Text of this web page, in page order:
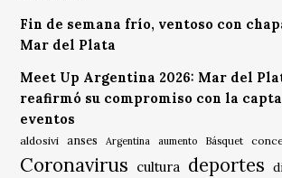
Fin de semana frío, ventoso con
Mar del Plata
Meet Up Argentina 2026: Mar del
reafirmó su compromiso con la
eventos
aldosivi anses Argentina aumento Básquet
Coronavirus cultura deportes